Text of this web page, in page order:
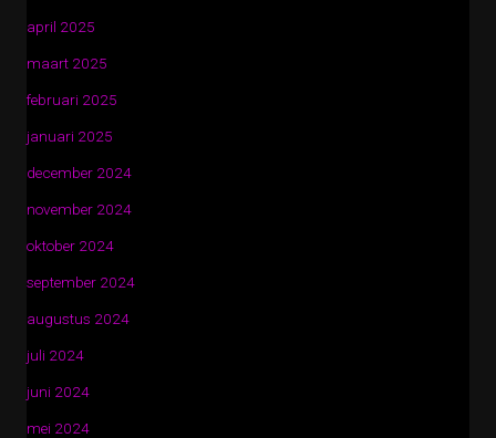
april 2025
maart 2025
februari 2025
januari 2025
december 2024
november 2024
oktober 2024
september 2024
augustus 2024
juli 2024
juni 2024
mei 2024